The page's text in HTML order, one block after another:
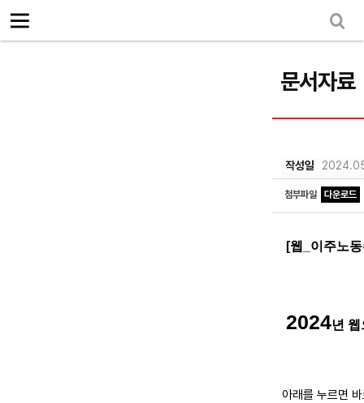
문서자료
작성일
첨부파일 다운로드
[웹 이주노
2024년
아래를 누르면
로그인
마이페이지
Sketchbook5, 스케치북5